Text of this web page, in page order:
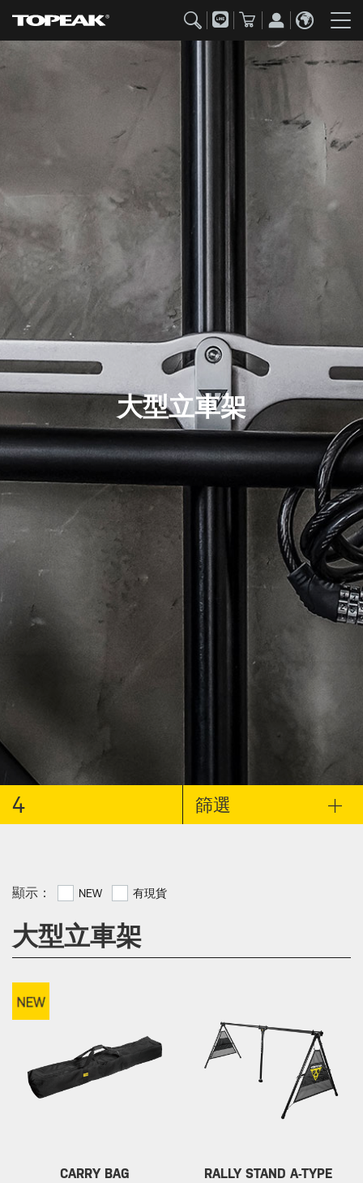
大型立車架
4 篩選
顯示： NEW 有現貨
大型立車架
CARRY BAG RALLY STAND A-TYPE